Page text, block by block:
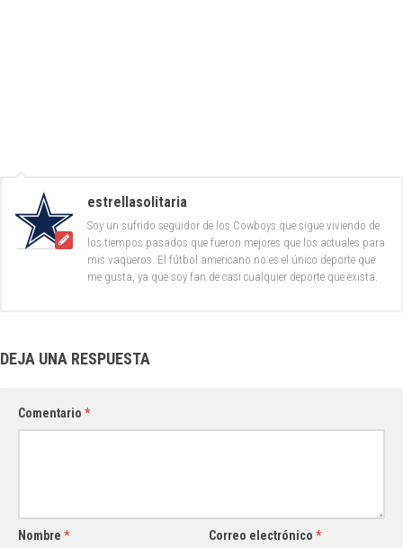
estrellasolitaria
Soy un sufrido seguidor de los Cowboys que sigue viviendo de
los tiempos pasados que fueron mejores que los actuales para
mis vaqueros. El fútbol americano no es el único deporte que
me gusta, ya que soy fan de casi cualquier deporte que exista.
DEJA UNA RESPUESTA
Comentario *
Nombre * Correo electrónico*